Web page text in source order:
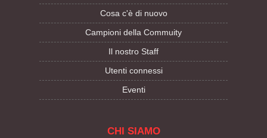
Cosa c'è di nuovo
Campioni della Commuity
Il nostro Staff
Utenti connessi
Eventi
CHI SIAMO